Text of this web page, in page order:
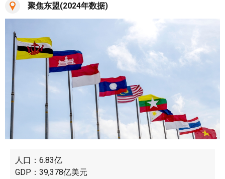
聚焦东盟(2024年数据)
人口：6.83亿
GDP：39,378亿美元